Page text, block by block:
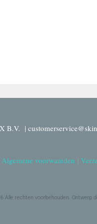
B.V. |
Algemene voorwaarden |
Alle rechten voorbehouden. Ontwerp